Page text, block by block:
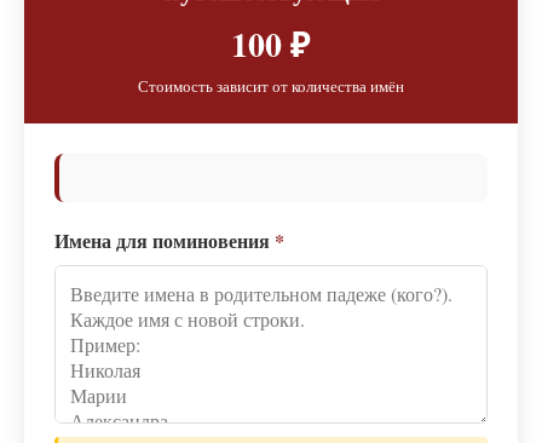
100 ₽
Стоимость зависит от количества имён
Имена для поминовения *